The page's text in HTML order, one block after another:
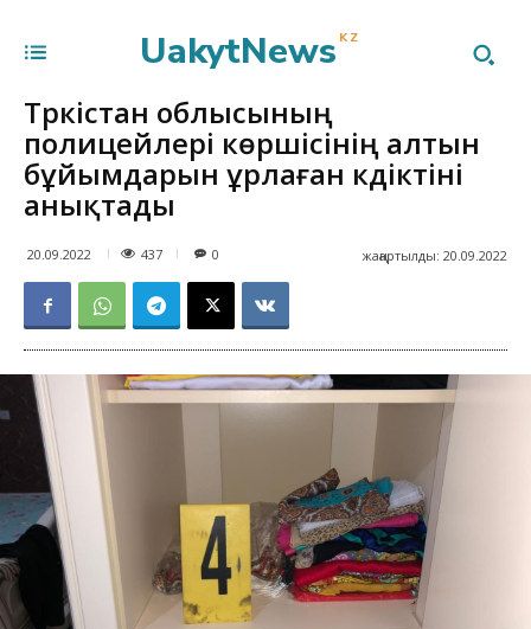
UakytNews KZ
Түркістан облысының
полицейлері көршісінің алтын
бұйымдарын ұрлаған күдіктіні
анықтады
20.09.2022 437 жаңартылды: 20.09.2022
0